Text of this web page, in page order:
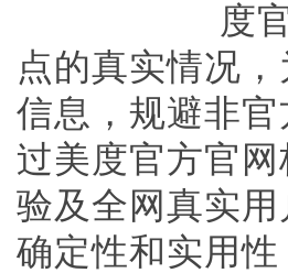
度
点的真实情况
信息，规避非
过美度官方官
验及全网真实
确定性和实用